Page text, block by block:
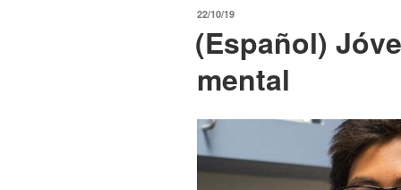
POSTED
22/10/19
(Español)
mental